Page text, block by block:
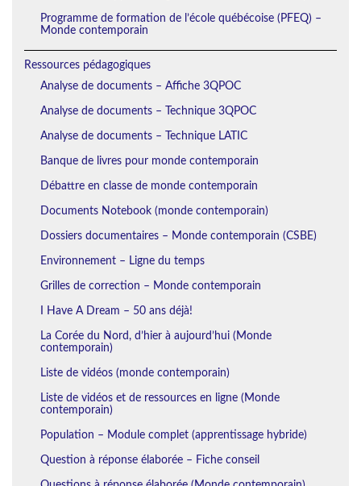
Programme de formation de l’école québécoise (PFEQ) –
Monde contemporain
Ressources pédagogiques
Analyse de documents – Affiche 3QPOC
Analyse de documents – Technique 3QPOC
Analyse de documents – Technique LATIC
Banque de livres pour monde contemporain
Débattre en classe de monde contemporain
Documents Notebook (monde contemporain)
Dossiers documentaires – Monde contemporain (CSBE)
Environnement – Ligne du temps
Grilles de correction – Monde contemporain
I Have A Dream – 50 ans déjà!
La Corée du Nord, d’hier à aujourd’hui (Monde
contemporain)
Liste de vidéos (monde contemporain)
Liste de vidéos et de ressources en ligne (Monde
contemporain)
Population – Module complet (apprentissage hybride)
Question à réponse élaborée – Fiche conseil